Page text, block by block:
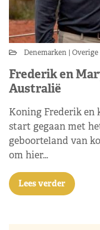
Denemarken
Frederik en
Australië
Koning Frederik en
start gegaan met
geboorteland van
om hier…
Lees verder